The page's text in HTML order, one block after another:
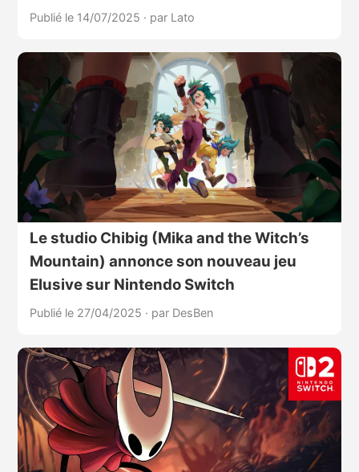
Publié le 14/07/2025 · par Lato
Le studio Chibig (Mika and the Witch’s
Mountain) annonce son nouveau jeu
Elusive sur Nintendo Switch
Publié le 27/04/2025 · par DesBen